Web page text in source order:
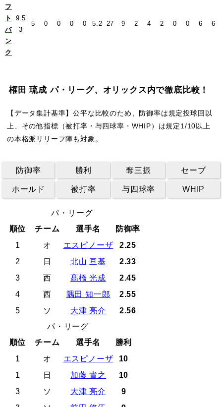
フ
ト
バ
ン
ク
9.5
3
5 0 0 0 0 5.2 27 9 2 4 2 0 0 6 6
権田 琉成 パ・リーグ、オリックス内で徹底比較！
【データ集計基準】公平な比較のため、防御率は規定投球回以
上、その他指標（被打率・与四球率・WHIP）は規定1/10以上
の本格派リリーフ陣も対象。
防御率 勝利 奪三振 セーブ
ホールド 被打率 与四球率 WHIP
パ・リーグ
順位
チーム 選手名
防御率
1
オ エスピノーザ
2.25
2
日 北山 亘基
2.33
3
西 髙橋 光成
2.45
4
西 隅田 知一郎
2.55
5
ソ 大津 亮介
2.56
パ・リーグ
順位
チーム 選手名
勝利
1
オ エスピノーザ
10
1
日 加藤 貴之
10
3
ソ 大津 亮介
9